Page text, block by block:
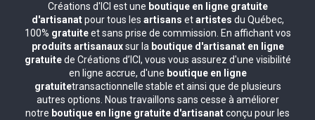
Créations d'ICI est une boutique en ligne gratuite
d'artisanatpour tous les artisans etartistes du Québec,
100% gratuiteet sans prise de commission. En affichant vos
produits artisanauxsur la boutique d'artisanat en ligne
gratuitede Créations d’ICI, vous vous assurez d'une visibilité
en ligne accrue, d'une boutique en ligne
gratuitetransactionnelle stable et ainsi que de plusieurs
autres options. Nous travaillons sans cesse à améliorer
notre boutique en ligne gratuite d'artisanatconçu pour les